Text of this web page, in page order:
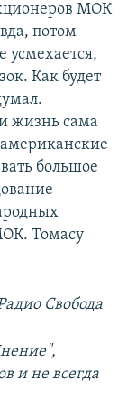
МОК
потом
усмехается,
Как будет
жизнь сама
большое
Томасу
Свобода
и не всегда